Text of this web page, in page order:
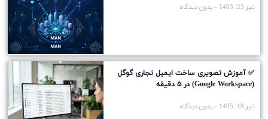
تیر 23, 1405 بدون دیدگاه
✅ آموزش تصویری ساخت ایمیل تجاری گوگل
(Google Workspace) در ۵ دقیقه
تیر 18, 1405 بدون دیدگاه